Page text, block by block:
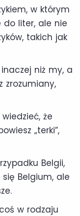
w którym
do liter, ale nie
takich jak
niż my, a
zrozumiany,
że
„terki”,
Belgii,
Belgium, ale
w rodzaju